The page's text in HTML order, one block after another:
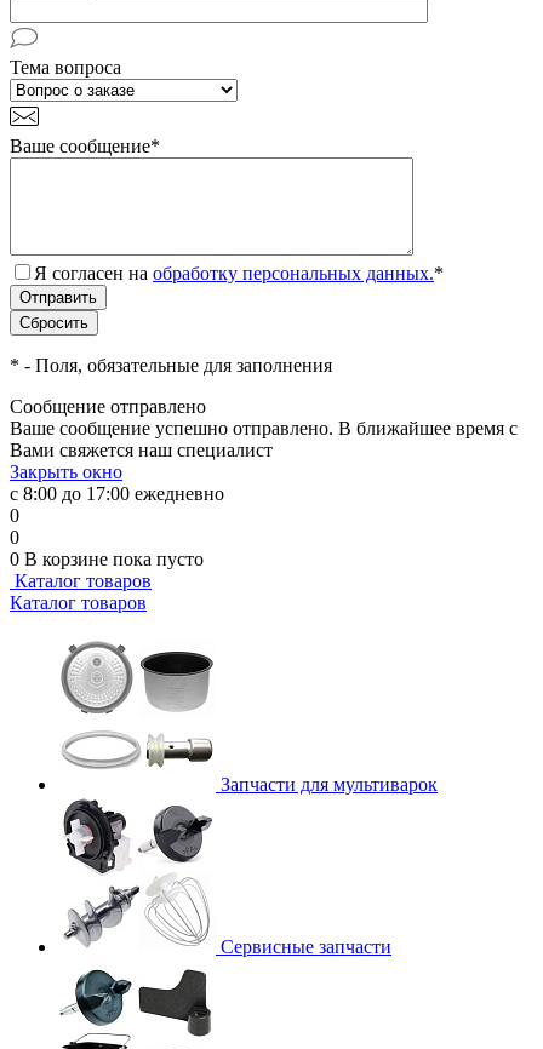
Тема вопроса
Ваше сообщение*
Я согласен на обработку персональных данных.*
* - Поля, обязательные для заполнения
Сообщение отправлено
Ваше сообщение успешно отправлено. В ближайшее время с
Вами свяжется наш специалист
Закрыть окно
с 8:00 до 17:00 ежедневно
0
0
0 В корзине пока пусто
Каталог товаров
Каталог товаров
Запчасти для мультиварок
Сервисные запчасти